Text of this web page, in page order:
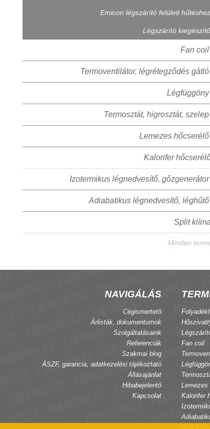
Emicon légszárító felületi hűtéshez
Légszárító kiegészítő
Fan coil
Termoventilátor, légrétegződés gátló
Légfüggöny
Termosztát, higrosztát, szelep
Lemezes hőcserélő
Kalorifer hőcserélő
Izotermikus légnedvesítő, gőzgenerátor
Adiabatikus légnedvesítő, léghűtő
Split
Minden
NAVIGÁLÁS
Cégismertető
Árlisták, dokumentumok
Szolgáltatásaink
Referenciák
Szakmai blog
ÁSZF, garancia, adatkezelési tájékoztató
Állásajánlat
Hibabejelentő
Kapcsolat
Fan coil
Lemezes
Kalorifer